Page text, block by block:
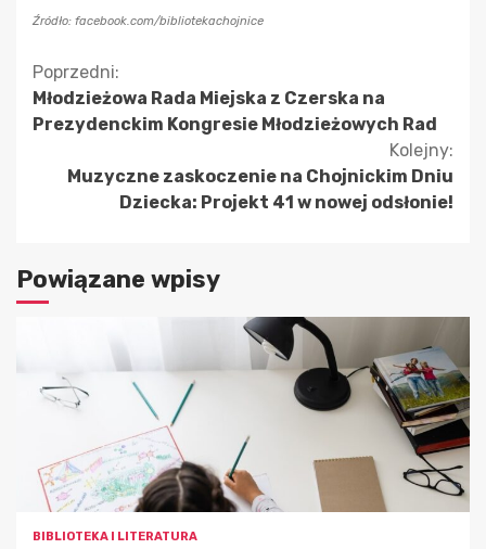
Źródło: facebook.com/bibliotekachojnice
Kontynuuj
czytanie
Poprzedni:
Młodzieżowa Rada Miejska z Czerska na
Prezydenckim Kongresie Młodzieżowych Rad
Kolejny:
Muzyczne zaskoczenie na Chojnickim Dniu
Dziecka: Projekt 41 w nowej odsłonie!
Powiązane wpisy
BIBLIOTEKA I LITERATURA